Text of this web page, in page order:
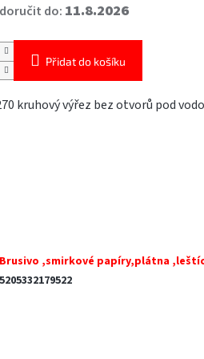
do: 11.8.2026
Přidat do košíku
kruhový výřez bez otvorů pod
Brusivo ,smirkové papíry,plátna
5205332179522